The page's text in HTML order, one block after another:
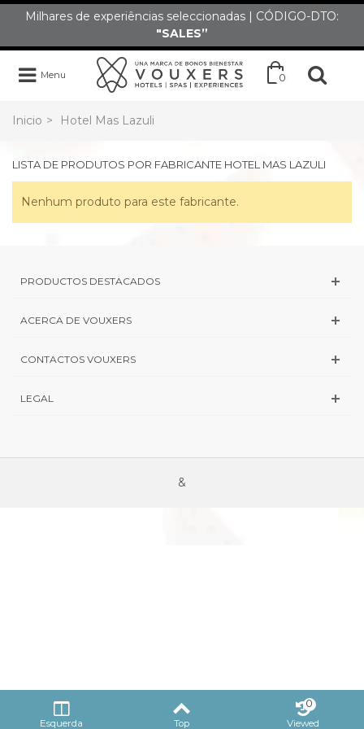
Milhares de experiências seleccionadas | CÓDIGO-DTO:
"SALES”
Menu 0
Inicio > Hotel Mas Lazuli
LISTA DE PRODUTOS POR FABRICANTE HOTEL MAS LAZULI
Nenhum produto para este fabricante.
PRODUCTOS DESTACADOS
ACERCA DE VOUXERS
CONTACTOS VOUXERS
LEGAL
&
Esquerda Top Viewed
0